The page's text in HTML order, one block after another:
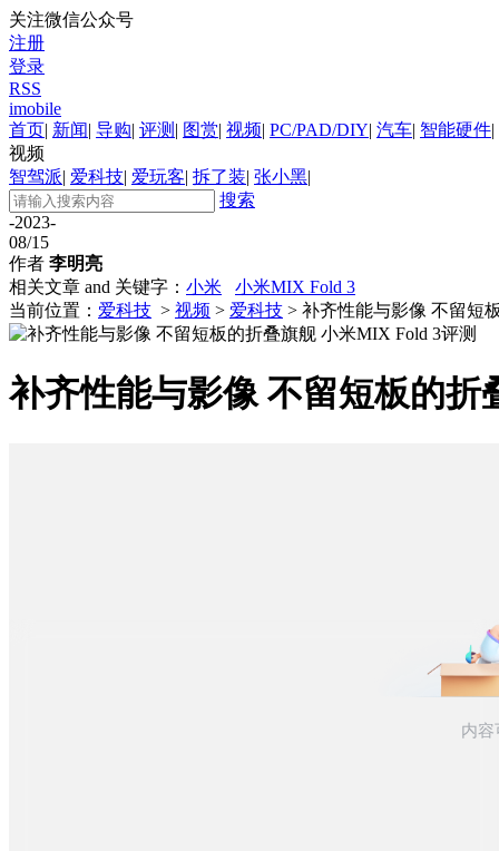
关注微信公众号
注册
登录
RSS
imobile
首页| 新闻| 导购| 评测 | 图赏| 视频| PC/PAD/DIY| 汽车| 智能硬件|
视频
智驾派| 爱科技| 爱玩客| 拆了装| 张小黑|
搜索
-2023-
08/15
作者 李明亮
相关文章 and 关键字： 小米
小米MIX Fold 3
当前位置： 爱科技 > 视频 > 爱科技 > 补齐性能与影像 不留短
补齐性能与影像 不留短板的